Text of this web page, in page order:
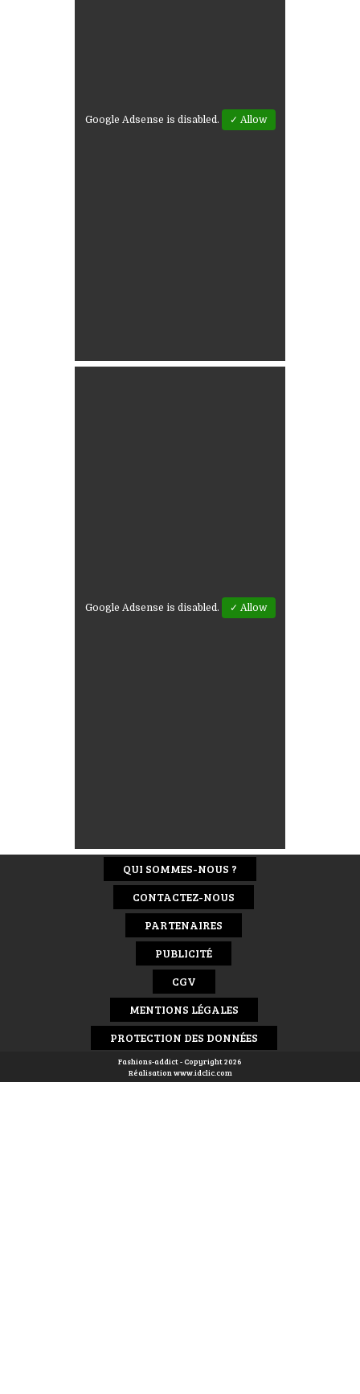
Google Adsense is disabled. ✓ Allow
Google Adsense is disabled. ✓ Allow
QUI SOMMES-NOUS ?
CONTACTEZ-NOUS
PARTENAIRES
PUBLICITÉ
CGV
MENTIONS LÉGALES
PROTECTION DES DONNÉES
Fashions-addict - Copyright 2026
Réalisationwww.idclic.com